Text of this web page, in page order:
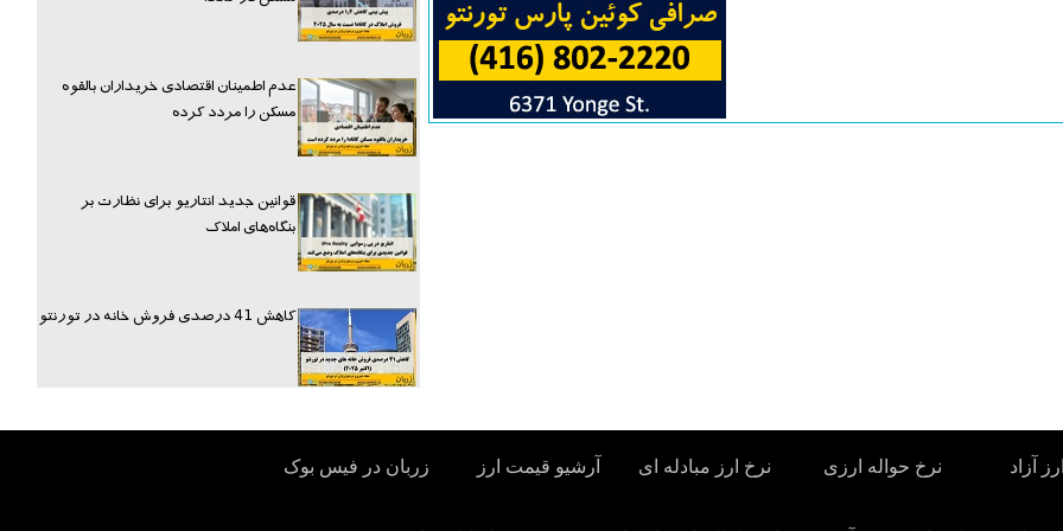
عدم اطمینان اقتصادی خریداران بالقوه
مسکن را مردد کرده
قوانین جدید انتاریو برای نظارت بر
بنگاه‌های املاک
کاهش 41 درصدی فروش خانه در تورنتو
آزاد نرخ حواله ارزی نرخ ارز مبادله ای آرشیو قیمت ارز زربان در فیس بوک